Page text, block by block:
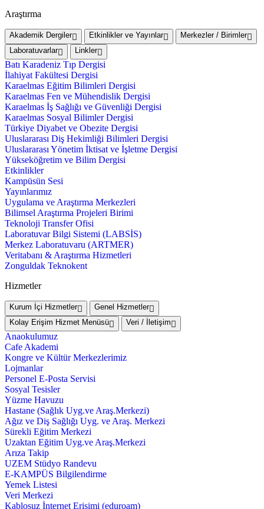
Araştırma
Akademik Dergiler Etkinlikler ve Yayınlar
Merkezler / Birimler
Laboratuvarlar
Linkler
Batı Karadeniz Tıp Dergisi
İlahiyat Fakültesi Dergisi
Karaelmas Eğitim Bilimleri Dergisi
Karaelmas Fen ve Mühendislik Dergisi
Karaelmas İş Sağlığı ve Güvenliği Dergisi
Karaelmas Sosyal Bilimler Dergisi
Türkiye Diyabet ve Obezite Dergisi
Uluslararası Diş Hekimliği Bilimleri Dergisi
Uluslararası Yönetim İktisat ve İşletme Dergisi
Yükseköğretim ve Bilim Dergisi
Etkinlikler
Kampüsün Sesi
Yayınlarımız
Uygulama ve Araştırma Merkezleri
Bilimsel Araştırma Projeleri Birimi
Teknoloji Transfer Ofisi
Laboratuvar Bilgi Sistemi (LABSİS)
Merkez Laboratuvaru (ARTMER)
Veritabanı & Araştırma Hizmetleri
Zonguldak Teknokent
Hizmetler
Kurum İçi Hizmetler
Genel Hizmetler
Kolay Erişim Hizmet Menüsü
Veri / İletişim
Anaokulumuz
Cafe Akademi
Kongre ve Kültür Merkezlerimiz
Lojmanlar
Personel E-Posta Servisi
Sosyal Tesisler
Yüzme Havuzu
Hastane (Sağlık Uyg.ve Araş.Merkezi)
Ağız ve Diş Sağlığı Uyg. ve Araş. Merkezi
Sürekli Eğitim Merkezi
Uzaktan Eğitim Uyg.ve Araş.Merkezi
Arıza Takip
UZEM Stüdyo Randevu
E-KAMPÜS Bilgilendirme
Yemek Listesi
Veri Merkezi
Kablosuz İnternet Erişimi (eduroam)